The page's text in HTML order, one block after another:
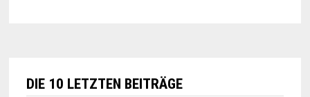
DIE 10 LETZTEN BEITRÄGE